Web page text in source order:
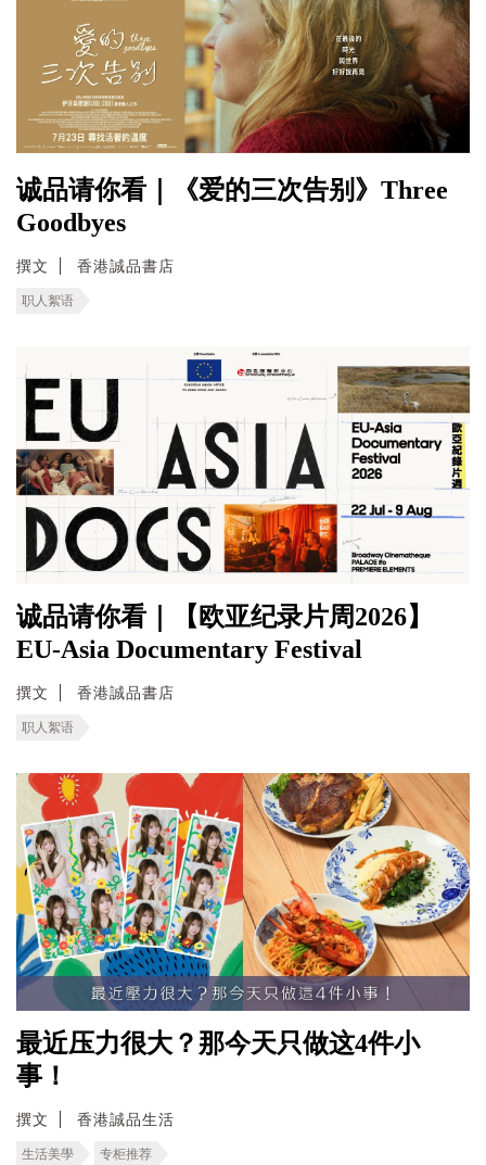
诚品请你看｜《爱的三次告别》Three
Goodbyes
撰文 香港誠品書店
职人絮语
诚品请你看｜【欧亚纪录片周2026】
EU-Asia Documentary Festival
撰文 香港誠品書店
职人絮语
最近压力很大？那今天只做这4件小
事！
撰文 香港誠品生活
生活美學 专柜推荐